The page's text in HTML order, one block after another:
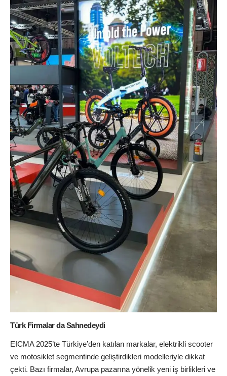
Türk Firmalar da Sahnedeydi
EICMA 2025’te Türkiye’den katılan markalar, elektrikli scooter
ve motosiklet segmentinde geliştirdikleri modelleriyle dikkat
çekti. Bazı firmalar, Avrupa pazarına yönelik yeni iş birlikleri ve